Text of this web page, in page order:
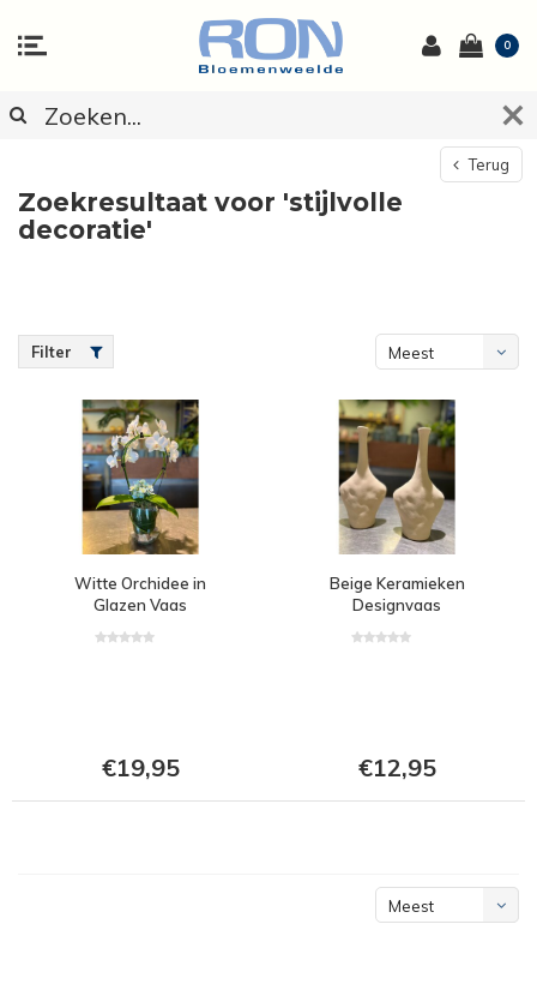
0
Terug
Zoekresultaat voor 'stijlvolle
decoratie'
Filter
Meest
Witte Orchidee in
Glazen Vaas
€19,95
Beige Keramieken
Designvaas
€12,95
Meest